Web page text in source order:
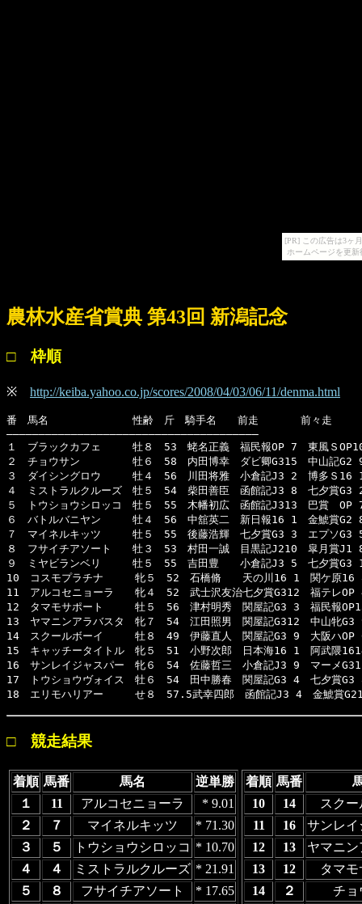
[PR] この広告は3ヶ
ホームページを更
農林水産省賞典 第43回 新潟記念
□ 枠順
※ http://keiba.yahoo.co.jp/scores/2008/04/03/06/11/denma.html
番　馬名　　　　　　　　性齢　斤　騎手名　　前走　　　　前々走　　
―――――――――――――――――――――――――――――――――――――――
１　ブラックカフェ　　　牡８　53　蛯名正義　福民報OP 7　東風Ｓ
２　チョウサン　　　　　牡６　58　内田博幸　ダビ卿G315　中山記G2
３　ダイシングロウ　　　牡４　56　川田将雅　小倉記J3 2　博多Ｓ
４　ミストラルクルーズ　牡５　54　柴田善臣　函館記J3 8　七夕賞G3
５　トウショウシロッコ　牡５　55　木幡初広　函館記J313　巴賞　OP
６　バトルバニヤン　　　牡４　56　中舘英二　新日報16 1　金鯱賞
７　マイネルキッツ　　　牡５　55　後藤浩輝　七夕賞G3 3　エプソ
８　フサイチアソート　　牡３　53　村田一誠　目黒記J210　皐月賞J1
９　ミヤビランベリ　　　牡５　55　吉田豊　　小倉記J3 5　七夕賞G3
10　コスモプラチナ　　　牝５　52　石橋脩　　天の川16 1　関ケ原
11　アルコセニョーラ　　牝４　52　武士沢友治七夕賞G312　福テレ
12　タマモサポート　　　牡５　56　津村明秀　関屋記G3 3　福民報
13　ヤマニンアラバスタ　牝７　54　江田照男　関屋記G312　中山牝
14　スクールボーイ　　　牡８　49　伊藤直人　関屋記G3 9　大阪ハ
15　キャッチータイトル　牝５　51　小野次郎　日本海16 1　阿武隈
16　サンレイジャスパー　牝６　54　佐藤哲三　小倉記J3 9　マーメ
17　トウショウヴォイス　牡６　54　田中勝春　関屋記G3 4　七夕賞
18　エリモハリアー　　　せ８　57.5武幸四郎　函館記J3 4　金鯱賞
□ 競走結果
着順 馬番 馬名
逆単勝
１
11 アルコセニョーラ
* 9.01
２
７ マイネルキッツ
* 71.30
３
５ トウショウシロッコ * 10.70
４
４ ミストラルクルーズ * 21.91
５
８ フサイチアソート
* 17.65
着順 馬番
10
14
スク
11
16
サンレイ
12
13
ヤマニ
13
12
タマ
14
２
チョ